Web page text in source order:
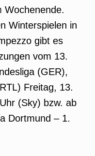
Wochenende.
Winterspielen in
gibt es
vom 13.
(GER),
Freitag, 13.
(Sky) bzw. ab
Dortmund – 1.